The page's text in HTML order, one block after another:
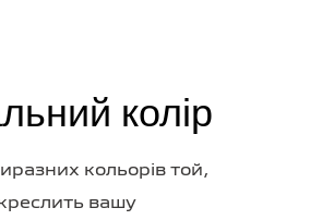
колір
кольорів той,
вашу